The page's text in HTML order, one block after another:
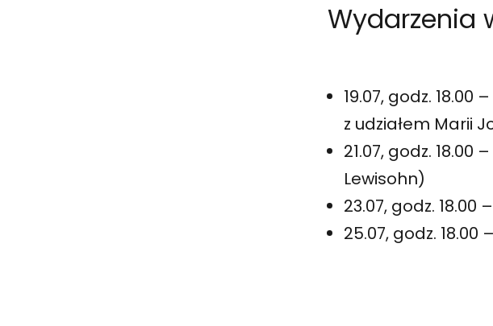
Wydarzenia
19.07, godz.
z udziałem Marii
21.07, godz.
Lewisohn)
23.07, godz.
25.07, godz.